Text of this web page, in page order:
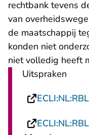
rechtbank tevens
van
de maatschappij
konden niet
niet volledig heeft
Uitspraken